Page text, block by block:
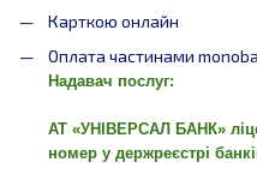
Карткою онлайн
Оплата частинами
Надавач послуг:
АТ «УНІВЕРСАЛ БАНК»
номер у держреєстрі